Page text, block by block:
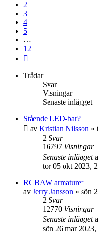
2
3
4
5
…
12
Trådar
Svar
Visningar
Senaste inlägget
Stående LED-bar?
av Kristian Nilsson »
2 Svar
16797 Visningar
Senaste inlägget
tor 05 okt 2023,
RGBAW armaturer
av Jerry Jansson » sön
2 Svar
12770 Visningar
Senaste inlägget
sön 26 mar 2023,